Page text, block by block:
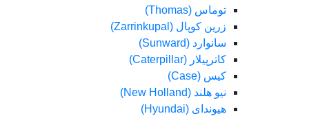
توماس (Thomas)
زرین کوپال (Zarrinkupal)
سانوارد (Sunward)
کاترپیلار (Caterpillar)
کیس (Case)
نیو هلند (New Holland)
هیوندای (Hyundai)